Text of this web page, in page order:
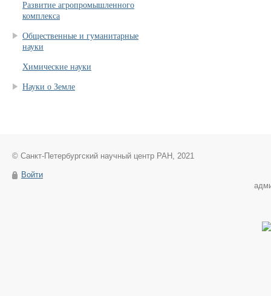
Развитие агропромышленного
комплекса
Общественные и гуманитарные
науки
Химические науки
Науки о Земле
© Санкт-Петербургский научный центр РАН, 2021
Войти